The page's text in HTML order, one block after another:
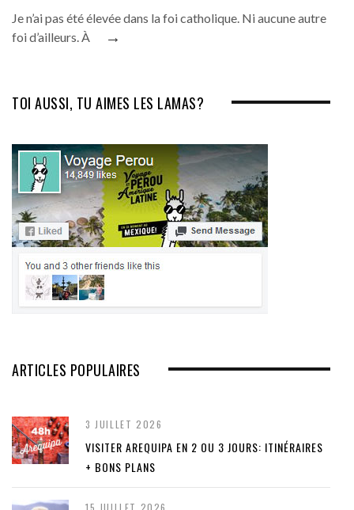
Je n’ai pas été élevée dans la foi catholique. Ni aucune autre
foi d’ailleurs. À
→
TOI AUSSI, TU AIMES LES LAMAS?
ARTICLES POPULAIRES
3 JUILLET 2026
VISITER AREQUIPA EN 2 OU 3 JOURS: ITINÉRAIRES
+ BONS PLANS
15 JUILLET 2026